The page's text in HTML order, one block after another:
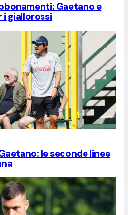
Gaetano e
i giallorossi
le seconde linee